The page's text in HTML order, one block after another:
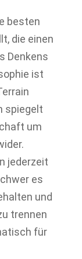
besten
die einen
Denkens
ist
spiegelt
um
jederzeit
es
und
trennen
für